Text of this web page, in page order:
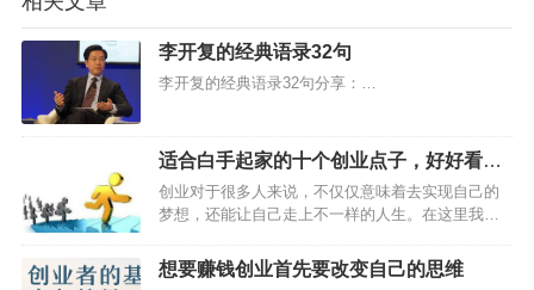
李开复的经典语录32句
李开复的经典语录32句分享：…
适合白手起家的十个创业点子，好好看下
吧
创业对于很多人来说，不仅仅意味着去实现自己的
梦想，还能让自己走上不一样的人生。在这里我给
想要赚钱创业首先要改变自己的思维